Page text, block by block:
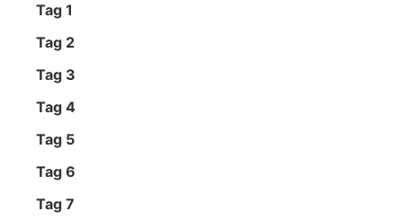
Tag 1
Tag 2
Tag 3
Tag 4
Tag 5
Tag 6
Tag 7